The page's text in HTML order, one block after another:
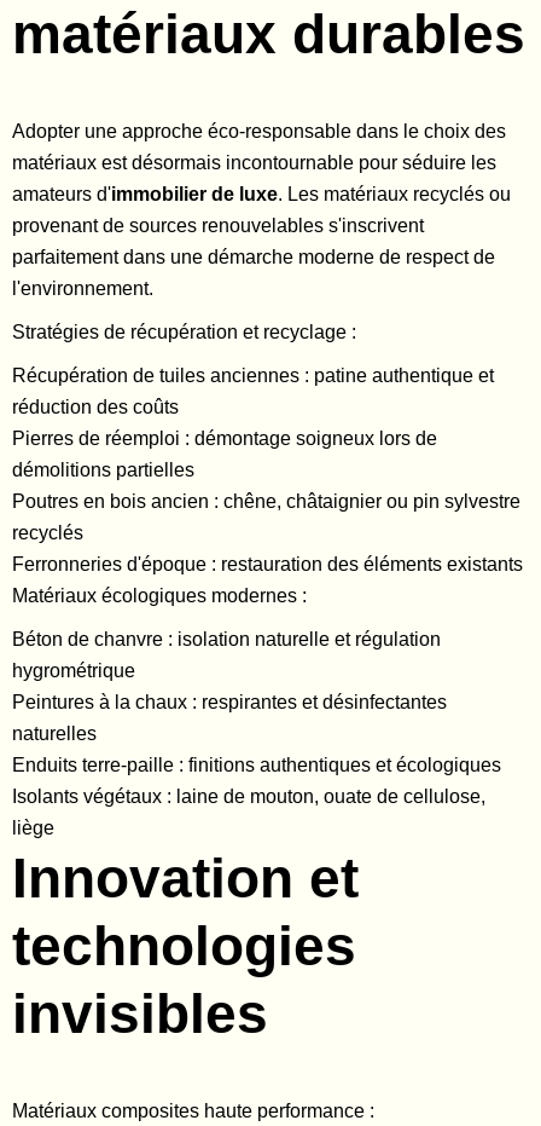
matériaux durables
Adopter une approche éco-responsable dans le choix des
matériaux est désormais incontournable pour séduire les
amateurs d'immobilier de luxe. Les matériaux recyclés ou
provenant de sources renouvelables s'inscrivent
parfaitement dans une démarche moderne de respect de
l'environnement.
Stratégies de récupération et recyclage :
Récupération de tuiles anciennes : patine authentique et
réduction des coûts
Pierres de réemploi : démontage soigneux lors de
démolitions partielles
Poutres en bois ancien : chêne, châtaignier ou pin sylvestre
recyclés
Ferronneries d'époque : restauration des éléments existants
Matériaux écologiques modernes :
Béton de chanvre : isolation naturelle et régulation
hygrométrique
Peintures à la chaux : respirantes et désinfectantes
naturelles
Enduits terre-paille : finitions authentiques et écologiques
Isolants végétaux : laine de mouton, ouate de cellulose,
liège
Innovation et
technologies
invisibles
Matériaux composites haute performance :